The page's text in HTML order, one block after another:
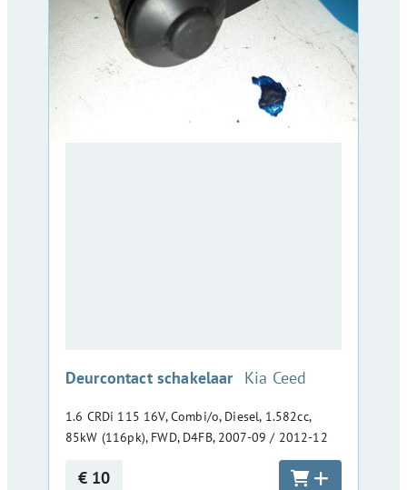
Deurcontact schakelaar :Kia Ceed
1.6 CRDi 115 16V, Combi/o, Diesel, 1.582cc,
85kW (116pk), FWD, D4FB, 2007-09 / 2012-12
€ 10